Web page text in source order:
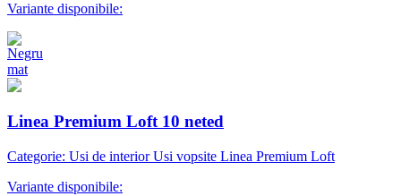
Variante disponibile:
Linea Premium Loft 10 neted
Categorie: Usi de interior Usi vopsite Linea Premium Loft
Variante disponibile: